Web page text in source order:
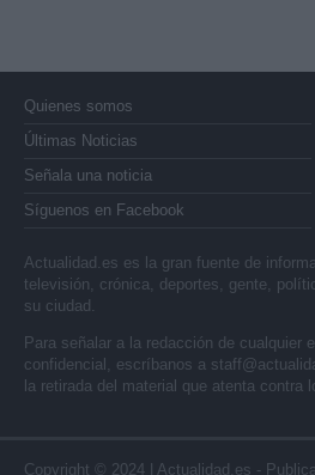
Quienes somos
Últimas Noticias
Señala una noticia
Síguenos en Facebook
Actualidad.es es la gran fuente de
televisión, crónica, deportes, gente,
su ciudad.
Para señalar a la redacción de cualquier
confidencial, escríbanos a
la retirada del material que atenta contra
Copyright © 2024 | Actualidad.es -